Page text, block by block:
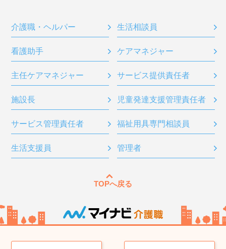
介護職・ヘルパー 生活相談員
看護助手 ケアマネジャー
主任ケアマネジャー サービス提供責任者
施設長 児童発達支援管理責任者
サービス管理責任者 福祉用具専門相談員
生活支援員 管理者
TOPへ戻る